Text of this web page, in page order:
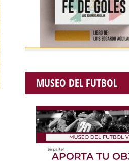
MUSEO DEL FUTBOL